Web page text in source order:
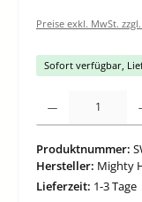
Preise exkl. MwSt.
Sofort verfügbar,
Produkt Anzahl: Gib
Produktnummer:
Hersteller: Mighty
Lieferzeit: 1-3 Tage